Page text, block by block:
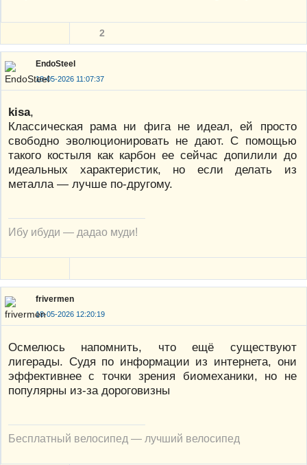
2
EndoSteel
18-05-2026 11:07:37
kisa,
Классическая рама ни фига не идеал, ей просто
свободно эволюционировать не дают. С помощью
такого костыля как карбон ее сейчас допилили до
идеальных характеристик, но если делать из
металла — лучше по-другому.
Ибу ибуди — дадао муди!
frivermen
18-05-2026 12:20:19
Осмелюсь напомнить, что ещё существуют
лигерады. Судя по информации из интернета, они
эффективнее с точки зрения биомеханики, но не
популярны из-за дороговизны
Бесплатный велосипед — лучший велосипед